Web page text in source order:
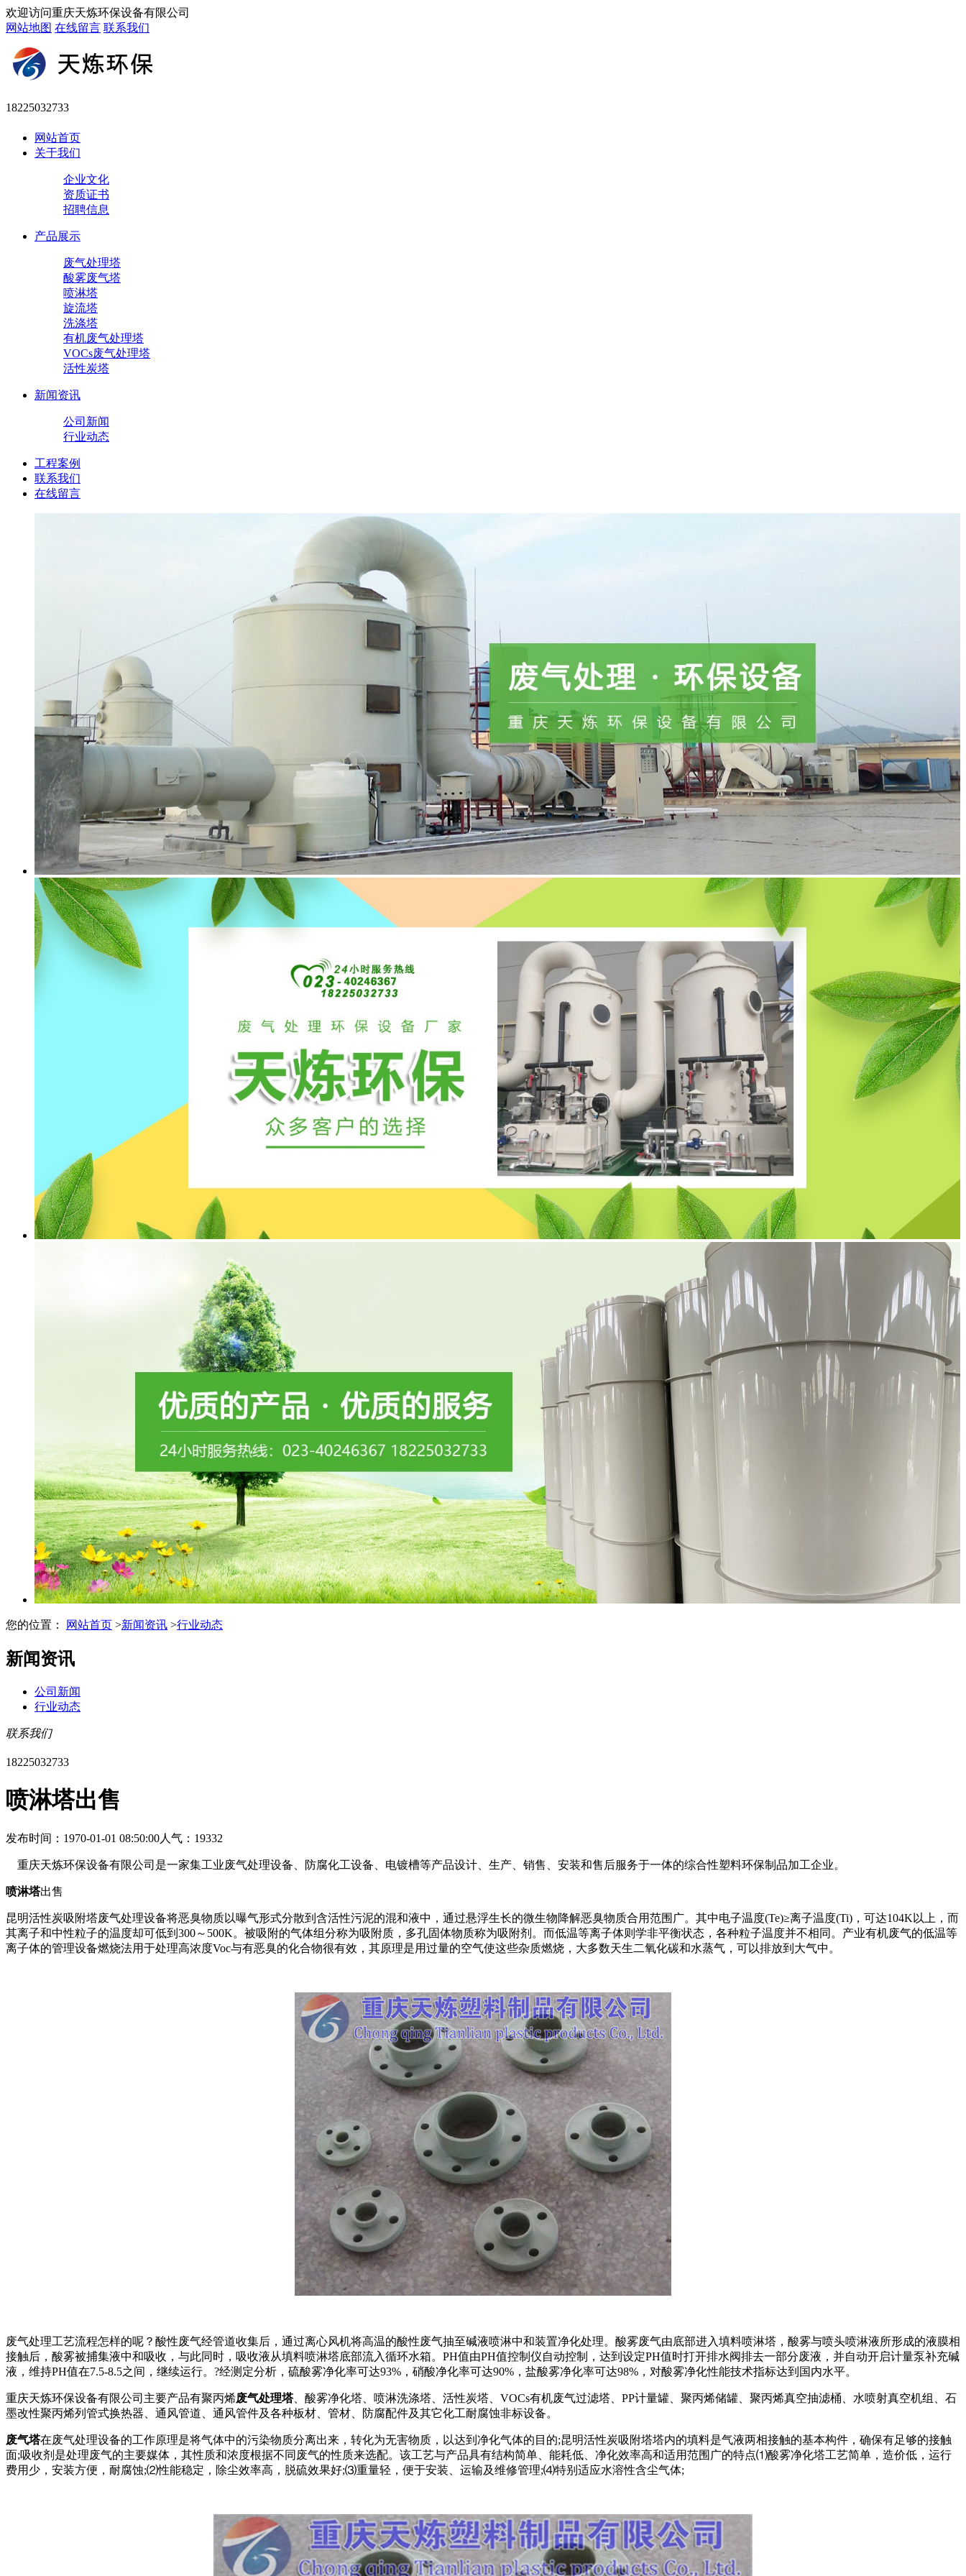
欢迎访问重庆天炼环保设备有限公司
网站地图 在线留言 联系我们
18225032733
网站首页
关于我们
企业文化
资质证书
招聘信息
产品展示
废气处理塔
酸雾废气塔
喷淋塔
旋流塔
洗涤塔
有机废气处理塔
VOCs废气处理塔
活性炭塔
新闻资讯
公司新闻
行业动态
工程案例
联系我们
在线留言
您的位置： 网站首页 >新闻资讯 >行业动态
新闻资讯
公司新闻
行业动态
联系我们
18225032733
喷淋塔出售
发布时间：1970-01-01 08:50:00人气：19332
重庆天炼环保设备有限公司是一家集工业废气处理设备、防腐化工设备、电镀槽等产品设计、生产、销售、安装和售后服务于一体的综合性塑料环保制品加工企业。
喷淋塔出售
昆明活性炭吸附塔废气处理设备将恶臭物质以曝气形式分散到含活性污泥的混和液中，通过悬浮生长的微生物降解恶臭物质合用范围广。其中电子温度(Te)≥离子温度(Ti)，可达104K以上，而
其离子和中性粒子的温度却可低到300～500K。被吸附的气体组分称为吸附质，多孔固体物质称为吸附剂。而低温等离子体则学非平衡状态，各种粒子温度并不相同。产业有机废气的低温等
离子体的管理设备燃烧法用于处理高浓度Voc与有恶臭的化合物很有效，其原理是用过量的空气使这些杂质燃烧，大多数天生二氧化碳和水蒸气，可以排放到大气中。
废气处理工艺流程怎样的呢？酸性废气经管道收集后，通过离心风机将高温的酸性废气抽至碱液喷淋中和装置净化处理。酸雾废气由底部进入填料喷淋塔，酸雾与喷头喷淋液所形成的液膜相
接触后，酸雾被捕集液中和吸收，与此同时，吸收液从填料喷淋塔底部流入循环水箱。PH值由PH值控制仪自动控制，达到设定PH值时打开排水阀排去一部分废液，并自动开启计量泵补充碱
液，维持PH值在7.5-8.5之间，继续运行。?经测定分析，硫酸雾净化率可达93%，硝酸净化率可达90%，盐酸雾净化率可达98%，对酸雾净化性能技术指标达到国内水平。
重庆天炼环保设备有限公司主要产品有聚丙烯废气处理塔、酸雾净化塔、喷淋洗涤塔、活性炭塔、VOCs有机废气过滤塔、PP计量罐、聚丙烯储罐、聚丙烯真空抽滤桶、水喷射真空机组、石
墨改性聚丙烯列管式换热器、通风管道、通风管件及各种板材、管材、防腐配件及其它化工耐腐蚀非标设备。
废气塔在废气处理设备的工作原理是将气体中的污染物质分离出来，转化为无害物质，以达到净化气体的目的;昆明活性炭吸附塔塔内的填料是气液两相接触的基本构件，确保有足够的接触
面;吸收剂是处理废气的主要媒体，其性质和浓度根据不同废气的性质来选配。该工艺与产品具有结构简单、能耗低、净化效率高和适用范围广的特点⑴酸雾净化塔工艺简单，造价低，运行
费用少，安装方便，耐腐蚀;⑵性能稳定，除尘效率高，脱硫效果好;⑶重量轻，便于安装、运输及维修管理;⑷特别适应水溶性含尘气体;